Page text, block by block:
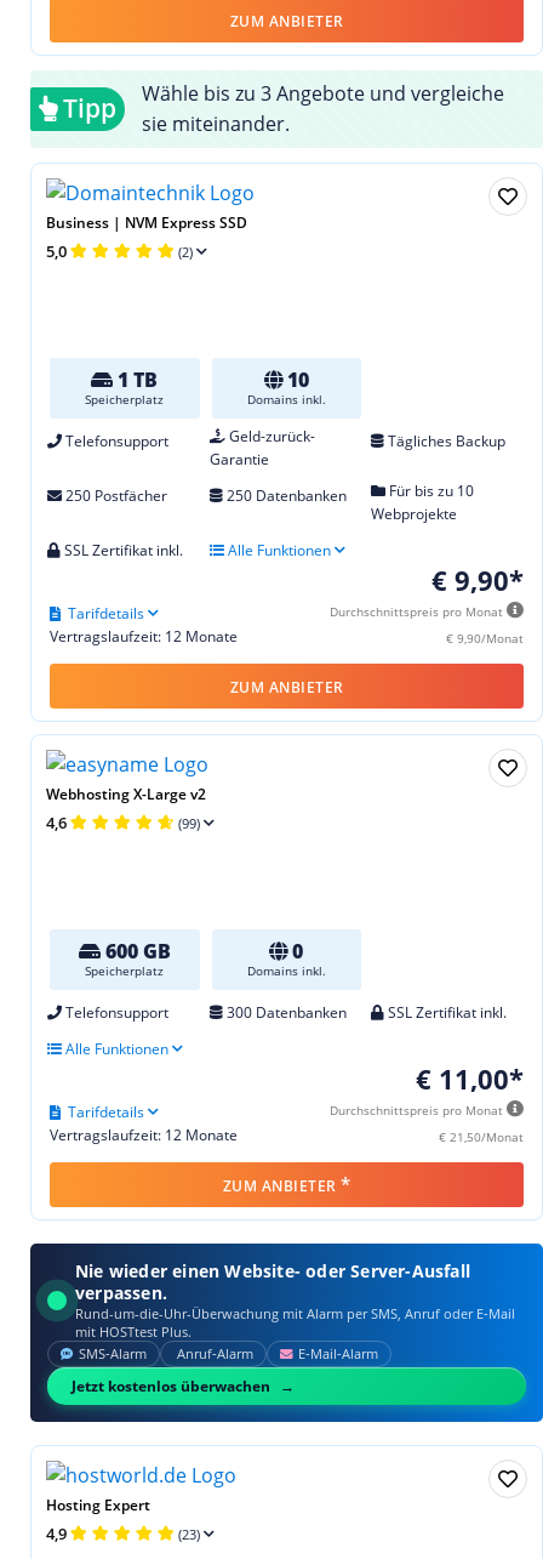
ZUM ANBIETER
Tipp
Wähle bis zu 3 Angebote und vergleiche
sie miteinander.
Business | NVM Express SSD
5,0 (2)
1 TB
Speicherplatz
10
Domains inkl.
Telefonsupport
Geld-zurück-
Garantie
Tägliches Backup
250 Postfächer 250 Datenbanken
Für bis zu 10
Webprojekte
SSL Zertifikat inkl.
Alle Funktionen
€ 9,90*
Durchschnittspreis pro Monat
€ 9,90/Monat
Vertragslaufzeit: 12 Monate
Tarifdetails
ZUM ANBIETER
Webhosting X-Large v2
4,6 (99)
600 GB
Speicherplatz
0
Domains inkl.
Telefonsupport 300 Datenbanken
SSL Zertifikat inkl.
Alle Funktionen
€ 11,00*
Durchschnittspreis pro Monat
€ 21,50/Monat
Vertragslaufzeit: 12 Monate
Tarifdetails
ZUM ANBIETER *
Nie wieder einen Website- oder Server-Ausfall
verpassen.
Rund-um-die-Uhr-Überwachung mit Alarm per SMS, Anruf oder E‑Mail
mit HOSTtest Plus.
SMS‑Alarm Anruf‑Alarm E‑Mail‑Alarm
Jetzt kostenlos überwachen
Hosting Expert
4,9 (23)